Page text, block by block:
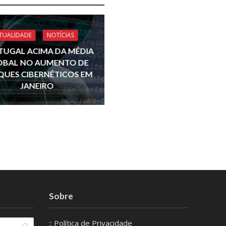
NOTÍCIAS
ACIMA DA MÉDIA
NO AUMENTO DE
CIBERNÉTICOS EM
JANEIRO
Sobre
:: Política de Privacidade